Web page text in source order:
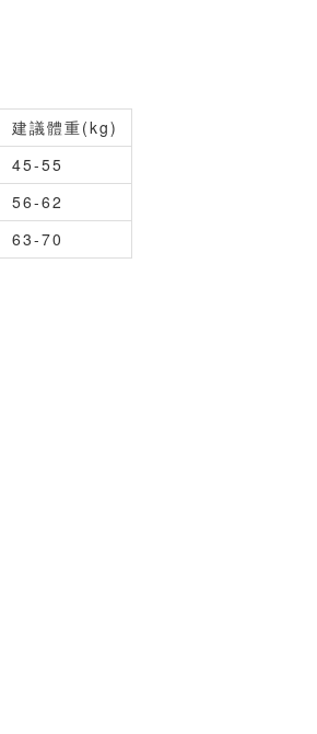
建議體重(kg)
45-55
56-62
63-70